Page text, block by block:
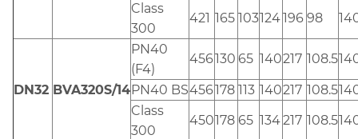
Class
300
421 165 103124196 98
DN32 BVA320S/14
PN40
(F4)
456130 65 140217 108.5
PN40 BS456178 113 140217 108.5
Class
300
450178 65 134217 108.5